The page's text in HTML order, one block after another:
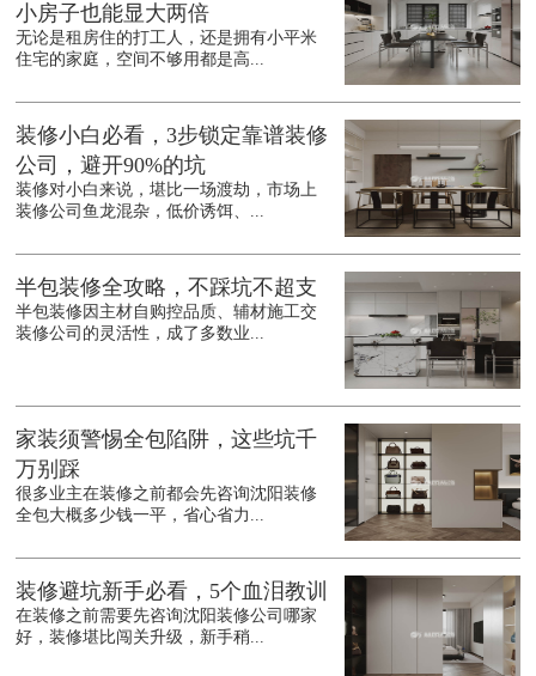
小房子也能显大两倍
无论是租房住的打工人，还是拥有小平米
住宅的家庭，空间不够用都是高...
装修小白必看，3步锁定靠谱装修
公司，避开90%的坑
装修对小白来说，堪比一场渡劫，市场上
装修公司鱼龙混杂，低价诱饵、...
半包装修全攻略，不踩坑不超支
半包装修因主材自购控品质、辅材施工交
装修公司的灵活性，成了多数业...
家装须警惕全包陷阱，这些坑千
万别踩
很多业主在装修之前都会先咨询沈阳装修
全包大概多少钱一平，省心省力...
装修避坑新手必看，5个血泪教训
在装修之前需要先咨询沈阳装修公司哪家
好，装修堪比闯关升级，新手稍...